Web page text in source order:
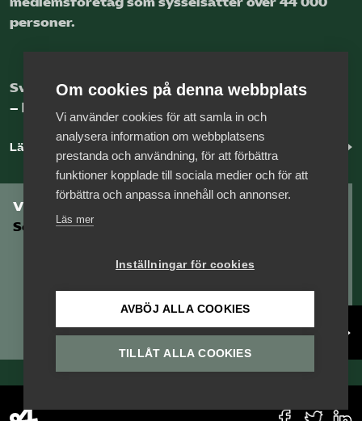
personer.
Sveriges nya basnäring
– landets främsta integrationsmotor.
Läs mer om oss
Vill du vara en del av
Serviceföretagen?
Bli medlem
Om cookies på denna webbplats
Vi använder cookies för att samla in och
analysera information om webbplatsens
prestanda och användning, för att förbättra
funktioner kopplade till sociala medier och för att
förbättra och anpassa innehåll och annonser.
Läs mer
Inställningar för cookies
AVBÖJ ALLA COOKIES
TILLÅT ALLA COOKIES